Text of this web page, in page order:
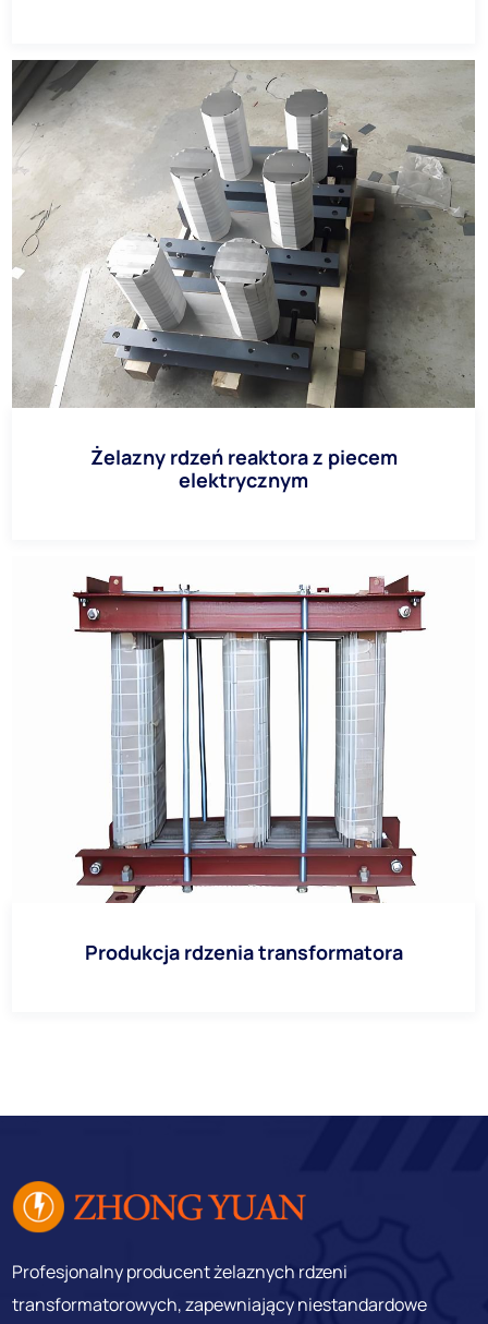
Żelazny rdzeń reaktora z piecem
elektrycznym
Produkcja rdzenia transformatora
Profesjonalny producent żelaznych rdzeni
transformatorowych, zapewniający niestandardowe